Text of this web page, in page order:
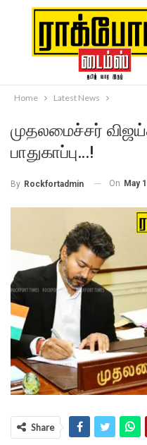
Home Latest News
முதலமைச்சர்
பாதுகாப்பு…!
By Rockfortadmin On May
Share